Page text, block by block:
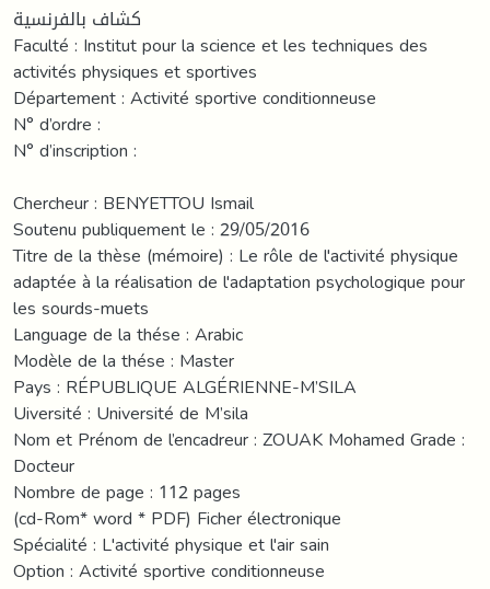
كشاف بالفرنسية
Faculté : Institut pour la science et les techniques des
activités physiques et sportives
Département : Activité sportive conditionneuse
N° d’ordre :
N° d’inscription :
Chercheur : BENYETTOU Ismail
Soutenu publiquement le : 29/05/2016
Titre de la thèse (mémoire) : Le rôle de l'activité physique
adaptée à la réalisation de l'adaptation psychologique pour
les sourds-muets
Language de la thése : Arabic
Modèle de la thése : Master
Pays : RÉPUBLIQUE ALGÉRIENNE-M’SILA
Uiversité : Université de M’sila
Nom et Prénom de l’encadreur : ZOUAK Mohamed Grade :
Docteur
Nombre de page : 112 pages
(cd-Rom* word * PDF) Ficher électronique
Spécialité : L'activité physique et l'air sain
Option : Activité sportive conditionneuse